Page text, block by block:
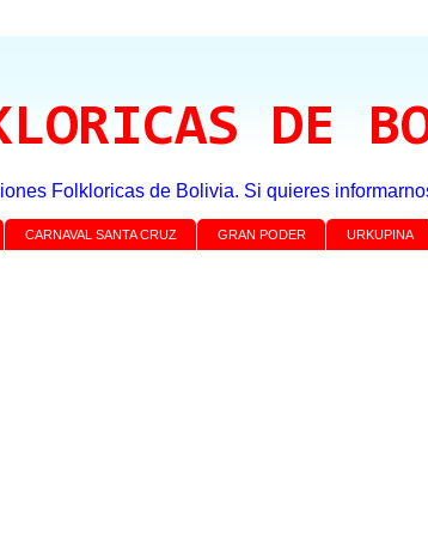
DE
Folkloricas de Bolivia. Si quieres
CARNAVAL SANTA CRUZ GRAN PODER URKUPINA